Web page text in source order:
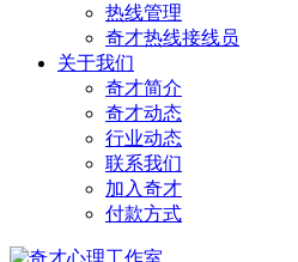
热线管理
奇才热线接线员
关于我们
奇才简介
奇才动态
行业动态
联系我们
加入奇才
付款方式